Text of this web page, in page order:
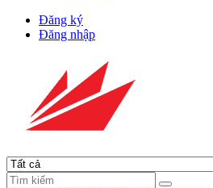
Đăng ký
Đăng nhập